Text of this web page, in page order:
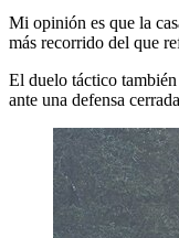
Mi opinión es que la
más recorrido del que
El duelo táctico
ante una defensa